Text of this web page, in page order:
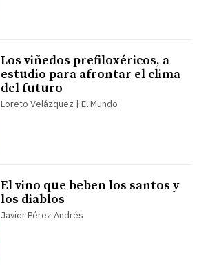
Los viñedos prefiloxéricos, a
estudio para afrontar el clima
del futuro
Loreto Velázquez | El Mundo
El vino que beben los santos y
los diablos
Javier Pérez Andrés